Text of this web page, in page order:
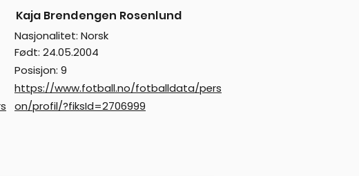
Kaja Brendengen Rosenlund
Nasjonalitet: Norsk
Født: 24.05.2004
Posisjon: 9
https://www.fotball.no/fotballdata/pers
on/profil/?fiksId=2706999